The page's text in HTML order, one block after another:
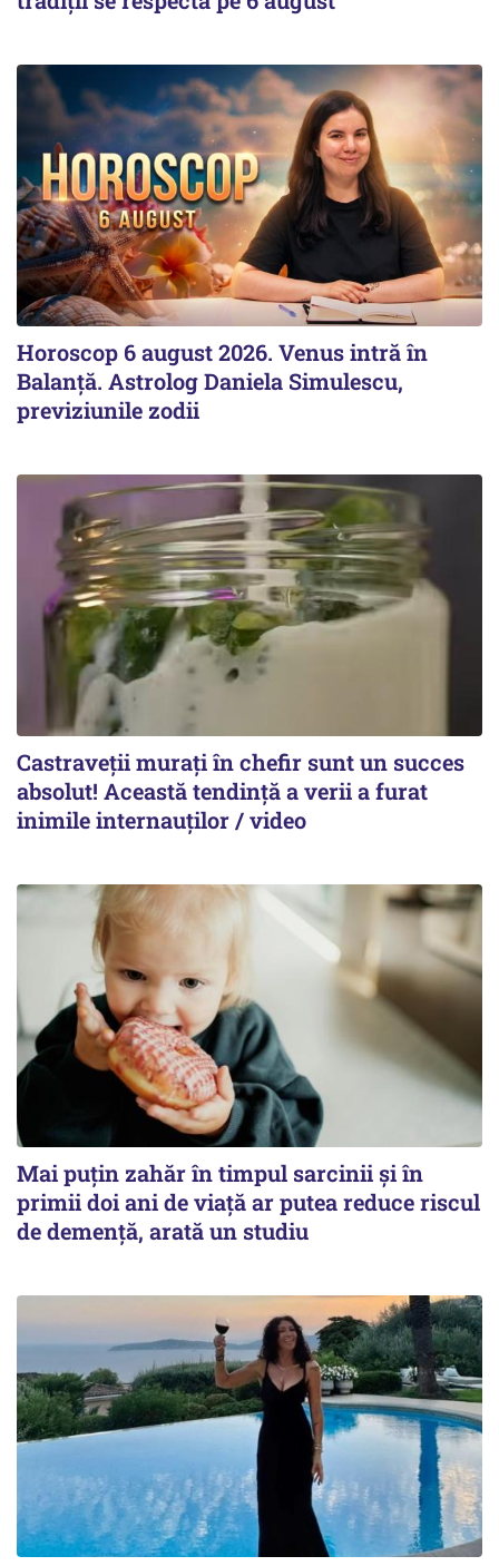
Horoscop 6 august 2026. Venus intră în
Balanță. Astrolog Daniela Simulescu,
previziunile zodii
Castraveții murați în chefir sunt un succes
absolut! Această tendință a verii a furat
inimile internauților / video
Mai puțin zahăr în timpul sarcinii și în
primii doi ani de viață ar putea reduce riscul
de demență, arată un studiu